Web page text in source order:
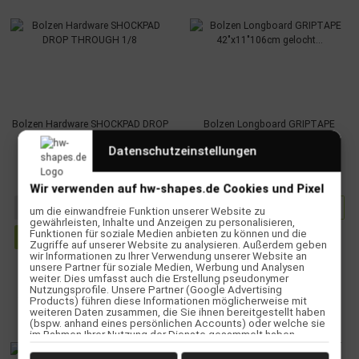
Bolzen Hardware SHOCKPAD DROP
THROUGH 1/8
3,90 €
Bolzen Longboard GRIPTAPE
Zum Artikel
TOP BEWERTET
Datenschutzeinstellungen
Wir verwenden auf hw-shapes.de Cookies und Pixel
um die einwandfreie Funktion unserer Website zu
gewährleisten, Inhalte und Anzeigen zu personalisieren,
Funktionen für soziale Medien anbieten zu können und die
Zugriffe auf unserer Website zu analysieren. Außerdem geben
wir Informationen zu Ihrer Verwendung unserer Website an
unsere Partner für soziale Medien, Werbung und Analysen
weiter. Dies umfasst auch die Erstellung pseudonymer
Nutzungsprofile. Unsere Partner (Google Advertising
Products) führen diese Informationen möglicherweise mit
weiteren Daten zusammen, die Sie ihnen bereitgestellt haben
(bspw. anhand eines persönlichen Accounts) oder welche sie
im Rahmen Ihrer Nutzung der Dienste gesammelt haben
Nutzung von Cookies und Pixeln können Sie jederzeit